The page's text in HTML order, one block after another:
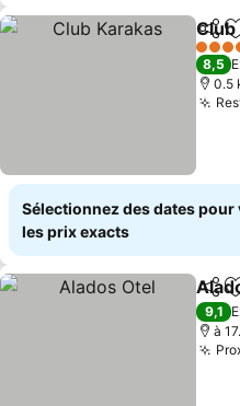
Club
4
8,5
0.5
Sélectionnez des dates pour
les prix exacts
9,1
à